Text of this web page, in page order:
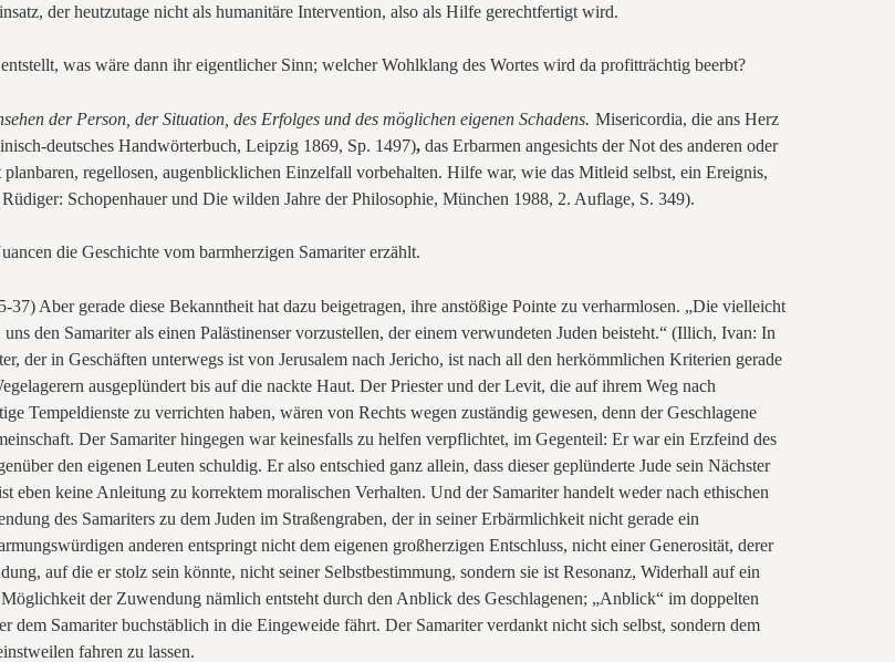
der heutzutage nicht als humanitäre Intervention, also als Hilfe gerechtfertigt wird.
was wäre dann ihr eigentlicher Sinn; welcher Wohlklang des Wortes wird da profitträchtig beerbt?
der Person, der Situation, des Erfolges und des möglichen eigenen Schadens. Misericordia, die ans Herz
deutsches Handwörterbuch, Leipzig 1869, Sp. 1497), das Erbarmen angesichts der Not des anderen oder
regellosen, augenblicklichen Einzelfall vorbehalten. Hilfe war, wie das Mitleid selbst, ein Ereignis,
Schopenhauer und Die wilden Jahre der Philosophie, München 1988, 2. Auflage, S. 349).
die Geschichte vom barmherzigen Samariter erzählt.
Aber gerade diese Bekanntheit hat dazu beigetragen, ihre anstößige Pointe zu verharmlosen. „Die vielleicht
den Samariter als einen Palästinenser vorzustellen, der einem verwundeten Juden beisteht.“ (Illich, Ivan: In
der in Geschäften unterwegs ist von Jerusalem nach Jericho, ist nach all den herkömmlichen Kriterien gerade
ausgeplündert bis auf die nackte Haut. Der Priester und der Levit, die auf ihrem Weg nach
Tempeldienste zu verrichten haben, wären von Rechts wegen zuständig gewesen, denn der Geschlagene
Der Samariter hingegen war keinesfalls zu helfen verpflichtet, im Gegenteil: Er war ein Erzfeind des
den eigenen Leuten schuldig. Er also entschied ganz allein, dass dieser geplünderte Jude sein Nächster
keine Anleitung zu korrektem moralischen Verhalten. Und der Samariter handelt weder nach ethischen
des Samariters zu dem Juden im Straßengraben, der in seiner Erbärmlichkeit nicht gerade ein
anderen entspringt nicht dem eigenen großherzigen Entschluss, nicht einer Generosität, derer
auf die er stolz sein könnte, nicht seiner Selbstbestimmung, sondern sie ist Resonanz, Widerhall auf ein
der Zuwendung nämlich entsteht durch den Anblick des Geschlagenen; „Anblick“ im doppelten
dem Samariter buchstäblich in die Eingeweide fährt. Der Samariter verdankt nicht sich selbst, sondern dem
fahren zu lassen.